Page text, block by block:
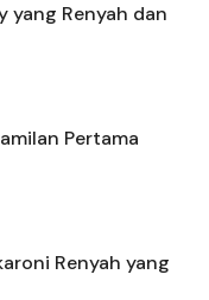
yang Renyah dan
Pertama
Renyah yang